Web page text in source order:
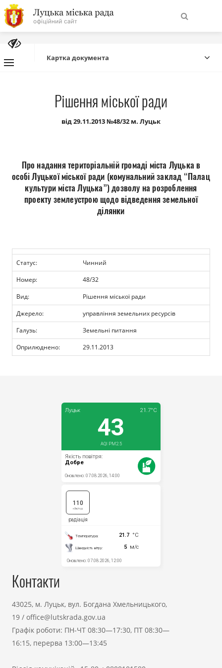
На
головну
сайту
Про місто
Міська влада
Бюджет
Публічна інформація
Документи
Картка документа
Рішення міської ради
від 29.11.2013 №48/32 м. Луцьк
Про надання територіальній громаді міста Луцька в
особі Луцької міської ради (комунальний заклад “Палац
культури міста Луцька”) дозволу на розроблення
проекту землеустрою щодо відведення земельної
ділянки
Статус:
Чинний
Номер:
48/32
Вид:
Рішення міської ради
Джерело:
управління земельних ресурсів
Галузь:
Земельні питання
Оприлюднено:
29.11.2013
Контакти
43025, м. Луцьк, вул. Богдана Хмельницького,
19 / office@lutskrada.gov.ua
Графік роботи: ПН-ЧТ 08:30—17:30, ПТ 08:30—
16:15, перерва 13:00—13:45